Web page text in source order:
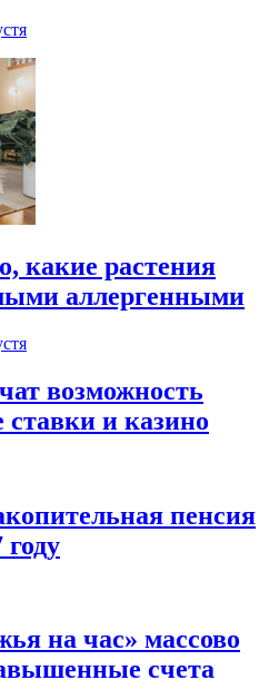
какие растения
аллергенными
возможность
ставки и казино
пенсия
году
на час» массово
счета